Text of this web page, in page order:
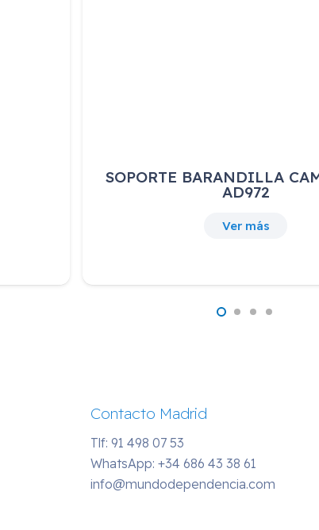
SOPORTE BARANDILLA
AD972
Ver más
Contacto Madrid
Tlf: 91 498 07 53
WhatsApp:+34 686 43 38 61
info@mundodependencia.com